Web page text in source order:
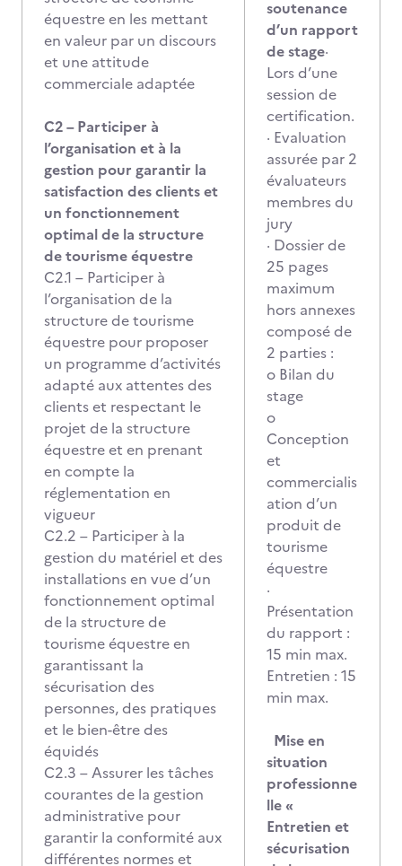
équestre en les mettant
en valeur par un discours
et une attitude
commerciale adaptée
C2 – Participer à
l’organisation et à la
gestion pour garantir la
satisfaction des clients et
un fonctionnement
optimal de la structure
de tourisme équestre
C2.1 – Participer à
l’organisation de la
structure de tourisme
équestre pour proposer
un programme d’activités
adapté aux attentes des
clients et respectant le
projet de la structure
équestre et en prenant
en compte la
réglementation en
vigueur
C2.2 – Participer à la
gestion du matériel et des
installations en vue d’un
fonctionnement optimal
de la structure de
tourisme équestre en
garantissant la
sécurisation des
personnes, des pratiques
et le bien-être des
équidés
C2.3 – Assurer les tâches
courantes de la gestion
administrative pour
garantir la conformité aux
différentes normes et
soutenance
d’un rapport
de stage·
Lors d’une
session de
certification.
· Evaluation
assurée par 2
évaluateurs
membres du
jury
· Dossier de
25 pages
maximum
hors annexes
composé de
2 parties :
o Bilan du
stage
o
Conception
et
commercialis
ation d’un
produit de
tourisme
équestre
·
Présentation
du rapport :
15 min max.
Entretien : 15
min max.
Mise en
situation
professionne
lle«
Entretien et
sécurisation